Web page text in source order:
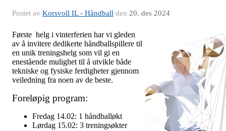
Postet av Korsvoll IL - Håndball den 20. des 2024
Første helg i vinterferien har vi gleden
av å invitere dedikerte håndballspillere til
en unik treningshelg som vil gi en
enestående mulighet til å utvikle både
tekniske og fysiske ferdigheter gjennom
veiledning fra noen av de beste.
Foreløpig program:
Fredag 14.02: 1 håndballøkt
Lørdag 15.02: 3 treningsøkter